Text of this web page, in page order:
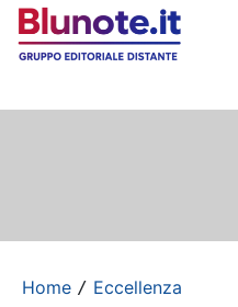
Home / Eccellenza